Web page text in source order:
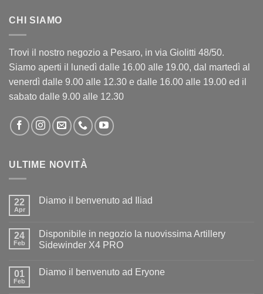
CHI SIAMO
Trovi il nostro negozio a Pesaro, in via Giolitti 48/50.
Siamo aperti il lunedì dalle 16.00 alle 19.00, dal martedì al
venerdì dalle 9.00 alle 12.30 e dalle 16.00 alle 19.00 ed il
sabato dalle 9.00 alle 12.30
ULTIME NOVITÀ
22
Apr
Diamo il benvenuto ad Iliad
Diamo
il
benvenuto
24
Feb
Disponibile in negozio la nuovissima Artillery
Sidewinder X4 PRO
su
01
Feb
Diamo il benvenuto ad Eryone